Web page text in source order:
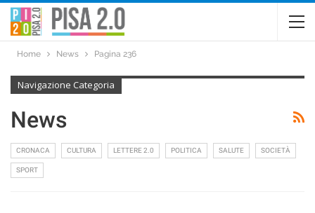
Home News Pagina 236
Navigazione Categoria
News
CRONACA CULTURA LETTERE 2.0 POLITICA SALUTE SOCIETÀ
SPORT